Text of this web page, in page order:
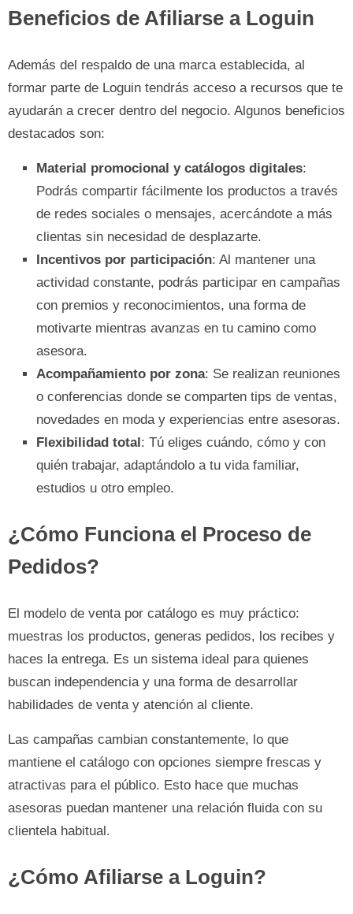
Beneficios de Afiliarse a Loguin
Además del respaldo de una marca establecida, al
formar parte de Loguin tendrás acceso a recursos que te
ayudarán a crecer dentro del negocio. Algunos beneficios
destacados son:
Material promocional y catálogos digitales:
Podrás compartir fácilmente los productos a través
de redes sociales o mensajes, acercándote a más
clientas sin necesidad de desplazarte.
Incentivos por participación: Al mantener una
actividad constante, podrás participar en campañas
con premios y reconocimientos, una forma de
motivarte mientras avanzas en tu camino como
asesora.
Acompañamiento por zona: Se realizan reuniones
o conferencias donde se comparten tips de ventas,
novedades en moda y experiencias entre asesoras.
Flexibilidad total: Tú eliges cuándo, cómo y con
quién trabajar, adaptándolo a tu vida familiar,
estudios u otro empleo.
¿Cómo Funciona el Proceso de
Pedidos?
El modelo de venta por catálogo es muy práctico:
muestras los productos, generas pedidos, los recibes y
haces la entrega. Es un sistema ideal para quienes
buscan independencia y una forma de desarrollar
habilidades de venta y atención al cliente.
Las campañas cambian constantemente, lo que
mantiene el catálogo con opciones siempre frescas y
atractivas para el público. Esto hace que muchas
asesoras puedan mantener una relación fluida con su
clientela habitual.
¿Cómo Afiliarse a Loguin?